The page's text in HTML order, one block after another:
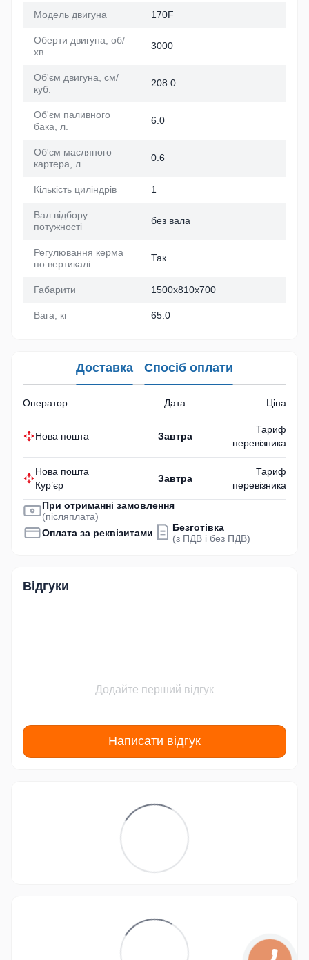
Модель двигуна 170F
Оберти двигуна, об/
хв
3000
Об'єм двигуна, см/
куб.
208.0
Об'єм паливного
бака, л.
6.0
Об'єм масляного
картера, л
0.6
Кількість циліндрів 1
Вал відбору
потужності
без вала
Регулювання керма
по вертикалі
Так
Габарити 1500х810х700
Вага, кг 65.0
Доставка Спосіб оплати
Оператор Дата Ціна
Нова пошта Завтра
Тариф
перевізника
Нова пошта
Кур’єр
Завтра
Тариф
перевізника
При отриманні замовлення
(післяплата)
Оплата за реквізитами
Безготівка
(з ПДВ і без ПДВ)
Відгуки
Додайте перший відгук
Написати відгук